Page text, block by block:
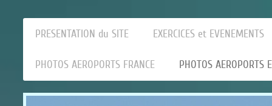
PRESENTATION du SITE EXERCICES et EVENEMENTS
PHOTOS AEROPORTS FRANCE PHOTOS AEROPORTS